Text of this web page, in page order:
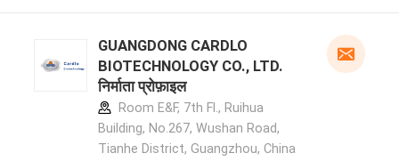
GUANGDONG CARDLO
BIOTECHNOLOGY CO., LTD.
निर्माता प्रोफ़ाइल
Room E&F, 7th Fl., Ruihua
Building, No.267, Wushan Road,
Tianhe District, Guangzhou, China